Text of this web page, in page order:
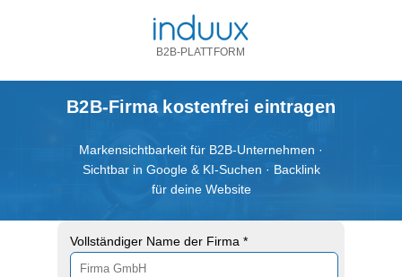
B2B-Firma kostenfrei eintragen
B2B-PLATTFORM
Vollständiger Name der Firma *
Markensichtbarkeit für B2B-Unternehmen ·
Sichtbar in Google & KI-Suchen · Backlink
für deine Website